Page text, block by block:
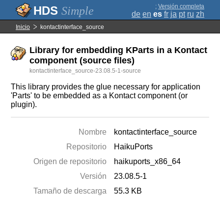
Simple ; Versión completa
de en es fr ja pt ru zh
Inicio kontactinterface_source
Library for embedding KParts in a Kontact
component (source files)
kontactinterface_source-23.08.5-1-source
This library provides the glue necessary for application
'Parts' to be embedded as a Kontact component (or
plugin).
Nombre
kontactinterface_source
Repositorio
HaikuPorts
Origen de repositorio
haikuports_x86_64
Versión
23.08.5-1
Tamaño de descarga
55.3 KB